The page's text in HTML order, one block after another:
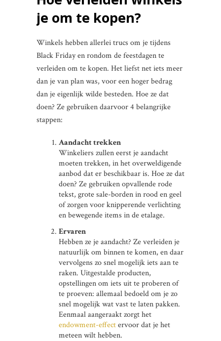
je om te kopen?
Winkels hebben allerlei trucs om je tijdens
Black Friday en rondom de feestdagen te
verleiden om te kopen. Het liefst net iets meer
dan je van plan was, voor een hoger bedrag
dan je eigenlijk wilde besteden. Hoe ze dat
doen? Ze gebruiken daarvoor 4 belangrijke
stappen:
Aandacht trekken
Winkeliers zullen eerst je aandacht
moeten trekken, in het overweldigende
aanbod dat er beschikbaar is. Hoe ze dat
doen? Ze gebruiken opvallende rode
tekst, grote sale-borden in rood en geel
of zorgen voor knipperende verlichting
en bewegende items in de etalage.
Ervaren
Hebben ze je aandacht? Ze verleiden je
natuurlijk om binnen te komen, en daar
vervolgens zo snel mogelijk iets aan te
raken. Uitgestalde producten,
opstellingen om iets uit te proberen of
te proeven: allemaal bedoeld om je zo
snel mogelijk wat vast te laten pakken.
Eenmaal aangeraakt zorgt het
endowment-effectervoor dat je het
meteen wilt hebben.